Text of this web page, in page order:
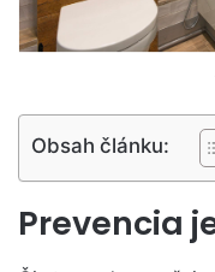
Obsah článku:
Prevencia